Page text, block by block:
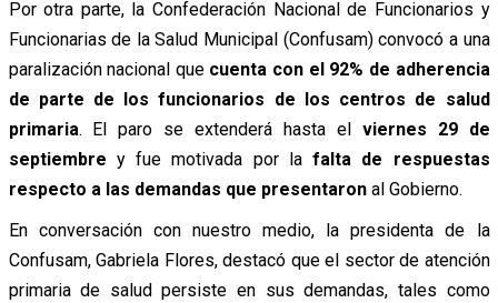
Por otra parte, la Confederación Nacional de Funcionarios y
Funcionarias de la Salud Municipal (Confusam) convocó a una
paralización nacional que cuenta con el 92% de adherencia
de parte de los funcionarios de los centros de salud
primaria. El paro se extenderá hasta el viernes 29 de
septiembre y fue motivada por la falta de respuestas
respecto a las demandas que presentaron al Gobierno.
En conversación con nuestro medio, la presidenta de la
Confusam, Gabriela Flores, destacó que el sector de atención
primaria de salud persiste en sus demandas, tales como